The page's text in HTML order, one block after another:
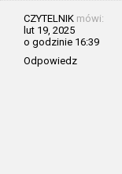
CZYTELNIK mówi:
lut 19, 2025
o godzinie 16:39
Odpowiedz